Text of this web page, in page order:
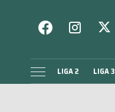
LIGA 2 LIGA 3